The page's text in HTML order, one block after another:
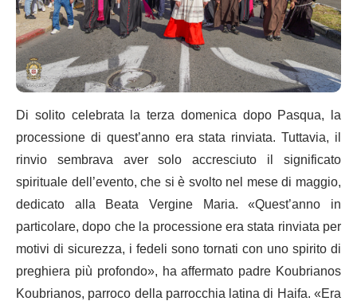
Di solito celebrata la terza domenica dopo Pasqua, la
processione di quest’anno era stata rinviata. Tuttavia, il
rinvio sembrava aver solo accresciuto il significato
spirituale dell’evento, che si è svolto nel mese di maggio,
dedicato alla Beata Vergine Maria. «Quest’anno in
particolare, dopo che la processione era stata rinviata per
motivi di sicurezza, i fedeli sono tornati con uno spirito di
preghiera più profondo», ha affermato padre Koubrianos
Koubrianos, parroco della parrocchia latina di Haifa. «Era